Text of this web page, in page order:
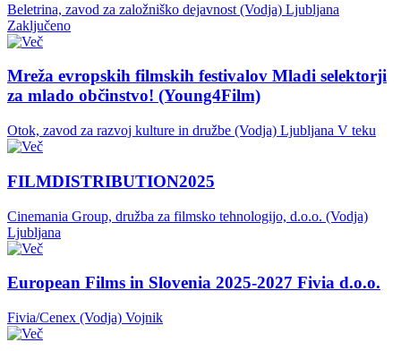
Beletrina, zavod za založniško dejavnost (Vodja) Ljubljana
Zaključeno
Mreža evropskih filmskih festivalov Mladi selektorji
za mlado občinstvo! (Young4Film)
Otok, zavod za razvoj kulture in družbe (Vodja) Ljubljana V teku
FILMDISTRIBUTION2025
Cinemania Group, družba za filmsko tehnologijo, d.o.o. (Vodja)
Ljubljana
European Films in Slovenia 2025-2027 Fivia d.o.o.
Fivia/Cenex (Vodja) Vojnik